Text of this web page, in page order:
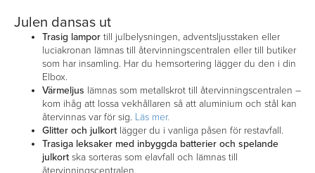
Julen dansas ut
Trasig lampor till julbelysningen, adventsljusstaken eller
luciakronan lämnas till återvinningscentralen eller till butiker
som har insamling. Har du hemsortering lägger du den i din
Elbox.
Värmeljus lämnas som metallskrot till återvinningscentralen –
kom ihåg att lossa vekhållaren så att aluminium och stål kan
återvinnas var för sig. Läs mer.
Glitter och julkort lägger du i vanliga påsen för restavfall.
Trasiga leksaker med inbyggda batterier och spelande
julkort ska sorteras som elavfall och lämnas till
återvinningscentralen.